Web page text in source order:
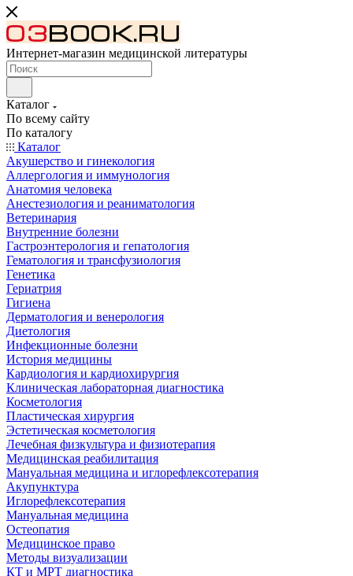
Интернет-магазин медицинской литературы
Каталог
По всему сайту
По каталогу
Каталог
Акушерство и гинекология
Аллергология и иммунология
Анатомия человека
Анестезиология и реаниматология
Ветеринария
Внутренние болезни
Гастроэнтерология и гепатология
Гематология и трансфузиология
Генетика
Гериатрия
Гигиена
Дерматология и венерология
Диетология
Инфекционные болезни
История медицины
Кардиология и кардиохирургия
Клиническая лабораторная диагностика
Косметология
Пластическая хирургия
Эстетическая косметология
Лечебная физкультура и физиотерапия
Медицинская реабилитация
Мануальная медицина и иглорефлексотерапия
Акупунктура
Иглорефлексотерапия
Мануальная медицина
Остеопатия
Медицинское право
Методы визуализации
КТ и МРТ диагностика